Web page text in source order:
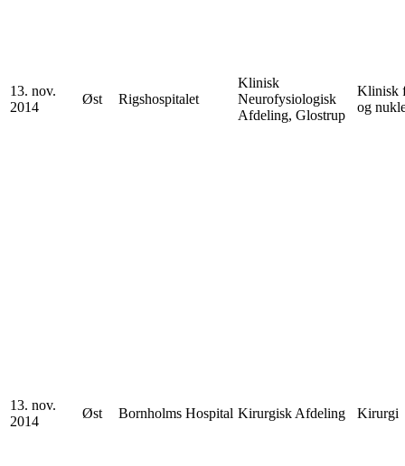
13. nov.
2014
Øst Rigshospitalet
Klinisk
Neurofysiologisk
Afdeling, Glostrup
Klinisk
og
13. nov.
2014
Øst Bornholms Hospital Kirurgisk Afdeling Kirurgi